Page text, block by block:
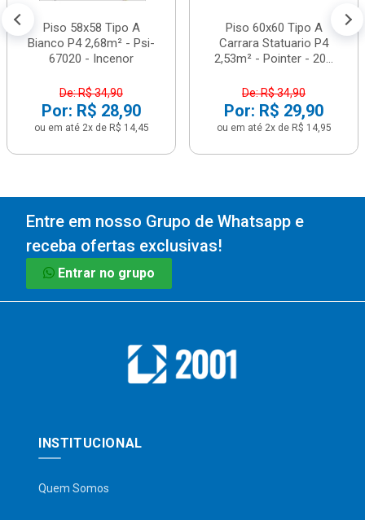
Piso 58x58 Tipo A
Bianco P4 2,68m² - Psi-
67020 - Incenor
De: R$ 34,90
Por: R$ 28,90
ou em até 2x de R$ 14,45
Piso 60x60 Tipo A
Carrara Statuario P4
2,53m² - Pointer - 20...
De: R$ 34,90
Por: R$ 29,90
ou em até 2x de R$ 14,95
Entre em nosso Grupo de Whatsapp e
receba ofertas exclusivas!
Entrar no grupo
INSTITUCIONAL
Quem Somos